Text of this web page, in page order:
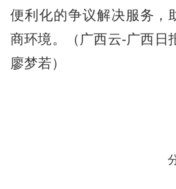
便利化的争议解决服务，
商环境。（广西云-广西日
廖梦若）